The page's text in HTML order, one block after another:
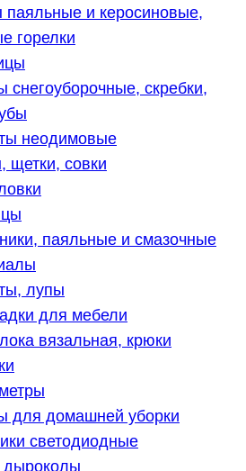
и керосиновые,
горелки
снегоуборочные, скребки,
неодимовые
щетки, совки
паяльные и смазочные
лупы
для мебели
вязальная, крюки
для домашней уборки
светодиодные